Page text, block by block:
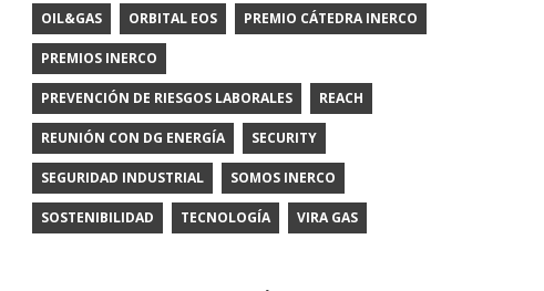
OIL&GAS ORBITAL EOS PREMIO CÁTEDRA INERCO
PREMIOS INERCO
PREVENCIÓN DE RIESGOS LABORALES REACH
REUNIÓN CON DG ENERGÍA SECURITY
SEGURIDAD INDUSTRIAL SOMOS INERCO
SOSTENIBILIDAD TECNOLOGÍA VIRA GAS